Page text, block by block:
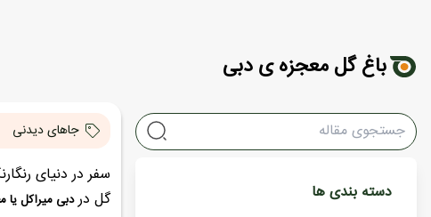
باغ گل معجزه ی دبی
دسته بندی ها
جاهای دیدنی
سفر در دنیای
گل دردبی میراکل یا